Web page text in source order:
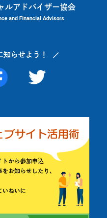
ルアドバイザー協会
and Financial Advisors
知らせよう！